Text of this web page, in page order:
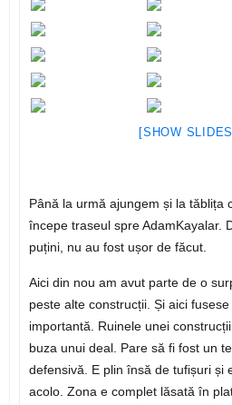
[SHOW
Până la urmă ajungem și la tăblița
începe traseul spre AdamKayalar.
puțini, nu au fost ușor de făcut.
Aici din nou am avut parte de o
peste alte construcții. Și aici
importantă. Ruinele unei
buza unui deal. Pare să fi fost un
defensivă. E plin însă de tufișuri și
acolo. Zona e complet lăsată în